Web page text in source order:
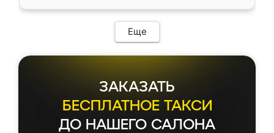
мебель сразу встала на свое место без
каких-либо доработок. Качеством осталась
довольна, все выглядит так, как и ожидала.
Еще
ЗАКАЗАТЬ
БЕСПЛАТНОЕ ТАКСИ
ДО НАШЕГО САЛОНА